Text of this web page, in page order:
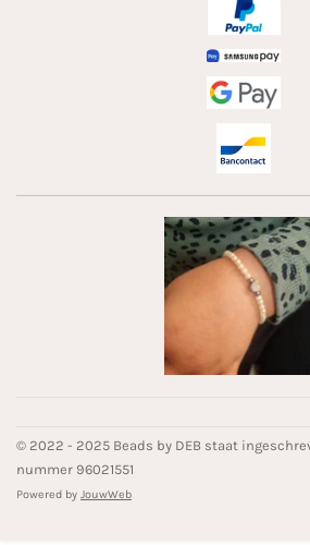
© 2022 - 2025 Beads by DEB staat
nummer 96021551
Powered by JouwWeb